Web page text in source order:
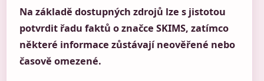
Na základě dostupných zdrojů lze s jistotou
potvrdit řadu faktů o značce SKIMS, zatímco
některé informace zůstávají neověřené nebo
časově omezené.